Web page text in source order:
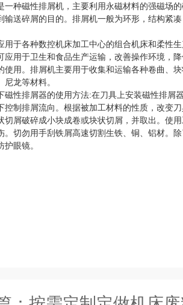
一种磁性排屑机，主要利用永磁材料的强磁场
输送碎屑的目的。排屑机一般为环形，结构紧
用于各种数控机床加工中心的组合机床和柔性
应用于卫生和食品生产运输，改善操作环境，
使用。排屑机主要用于收集和运输各种卷曲、
龙等材料。
磁性排屑器的使用方法:在刀具上安装磁性排屑
控制排屑流向。根据被加工材料的性质，改变
切屑破碎成小块成卷或块状切屑，并取出。使
。切勿用手刮铁屑高速切割生铁、铜、铝材。
眼镜。